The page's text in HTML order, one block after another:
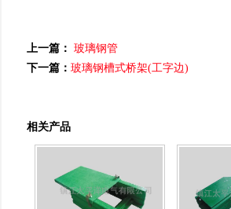
上一篇： 玻璃钢管
下一篇： 玻璃钢槽式桥架(工字边)
相关产品